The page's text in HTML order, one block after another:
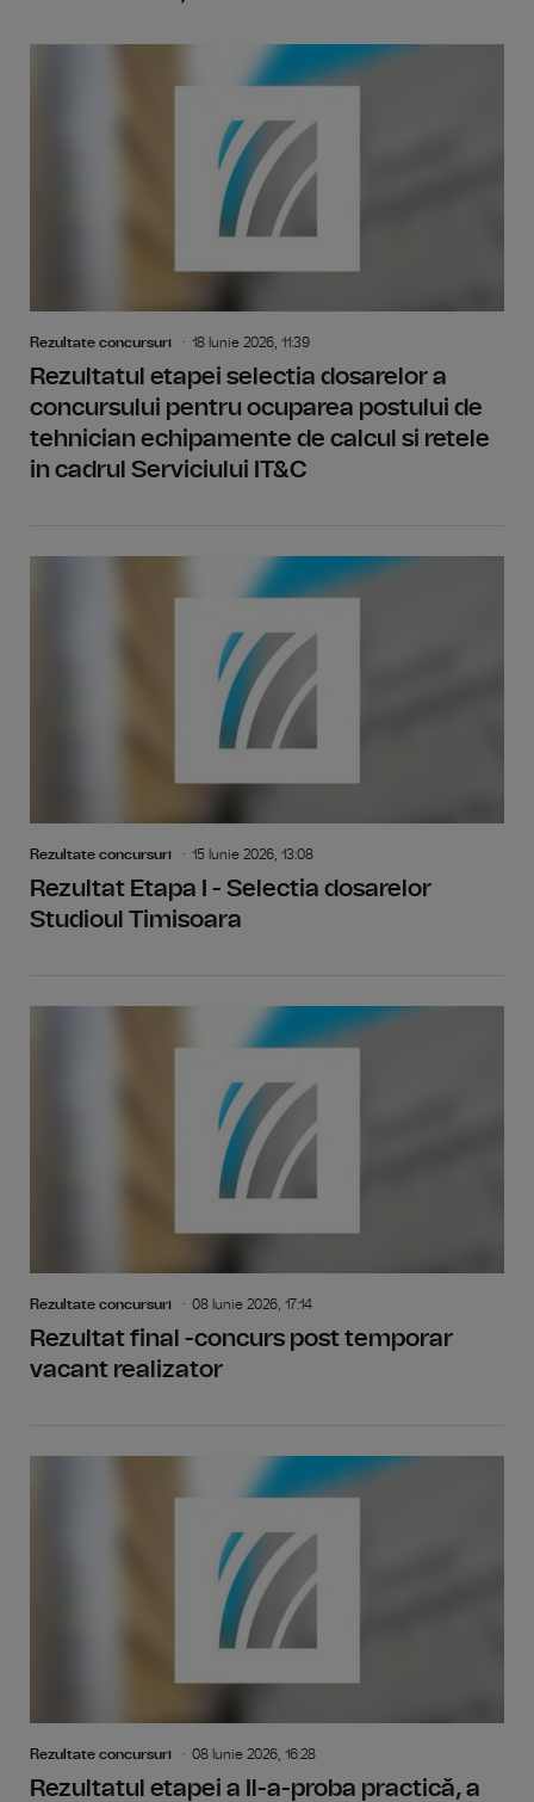
Rezultate concursuri 18 Iunie 2026, 11:39
Rezultatul etapei selectia dosarelor a
concursului pentru ocuparea postului de
tehnician echipamente de calcul si retele
in cadrul Serviciului IT&C
Rezultate concursuri 15 Iunie 2026, 13:08
Rezultat Etapa I - Selectia dosarelor
Studioul Timisoara
Rezultate concursuri 08 Iunie 2026, 17:14
Rezultat final -concurs post temporar
vacant realizator
Rezultate concursuri 08 Iunie 2026, 16:28
Rezultatul etapei a Il-a-proba practică, a